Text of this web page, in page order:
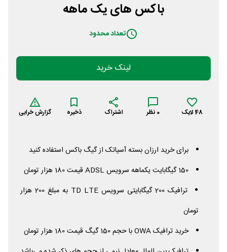
باکس های یک ماهه
تعداد محدود
لینک خرید
48 لایک 0 نظر اشتراک ذخیره گزارش خرابی
برای خرید ارزان بسته آسیاتک از گیگ باکس استفاده کنید
150 گیگابایت یکماهه سرویس
ADSL قیمت 180 هزار تومان
ترافیک 200 گیگابایتی سرویس
TD LTE
به مبلغ 200 هزار
تومان
خرید ترافیکOWAبا حجم 150 گیگ قیمت 180 هزار تومان